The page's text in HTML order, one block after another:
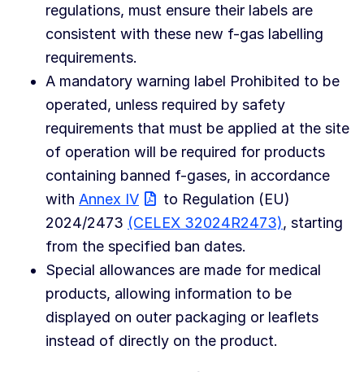
regulations, must ensure their labels are
consistent with these new f-gas labelling
requirements.
A mandatory warning label Prohibited to be
operated, unless required by safety
requirements that must be applied at the site
of operation will be required for products
containing banned f-gases, in accordance
with Annex IV
to Regulation (EU)
2024/2473 (CELEX 32024R2473), starting
from the specified ban dates.
Special allowances are made for medical
products, allowing information to be
displayed on outer packaging or leaflets
instead of directly on the product.